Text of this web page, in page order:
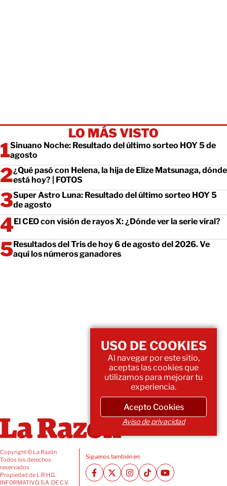
LO MÁS VISTO
Sinuano Noche: Resultado del último sorteo HOY 5 de
agosto
¿Qué pasó con Helena, la hija de Elize Matsunaga, dónde
está hoy? | FOTOS
Super Astro Luna: Resultado del último sorteo HOY 5
de agosto
El CEO con visión de rayos X: ¿Dónde ver la serie viral?
Resultados del Tris de hoy 6 de agosto del 2026. Ve
aquí los números ganadores
Copyright © La Razón
Todos los derechos
reservados
Propiedad de L.R.H.G.
INFORMATIVO, S.A. DE C.V.
Siguenos también en:
USO DE COOKIES
Al navegar por este sitio,
aceptas las cookies que
utilizamos para mejorar tu
experiencia.
Acepto Cookies
Aviso de privacidad